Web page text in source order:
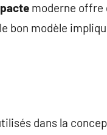
moderne offre
bon modèle
dans la